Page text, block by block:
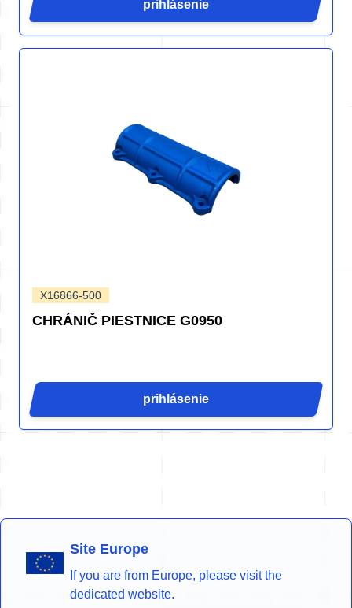
prihlásenie
X16866-500
CHRÁNIČ PIESTNICE G0950
prihlásenie
Site Europe
If you are from Europe, please visit the
dedicated website.